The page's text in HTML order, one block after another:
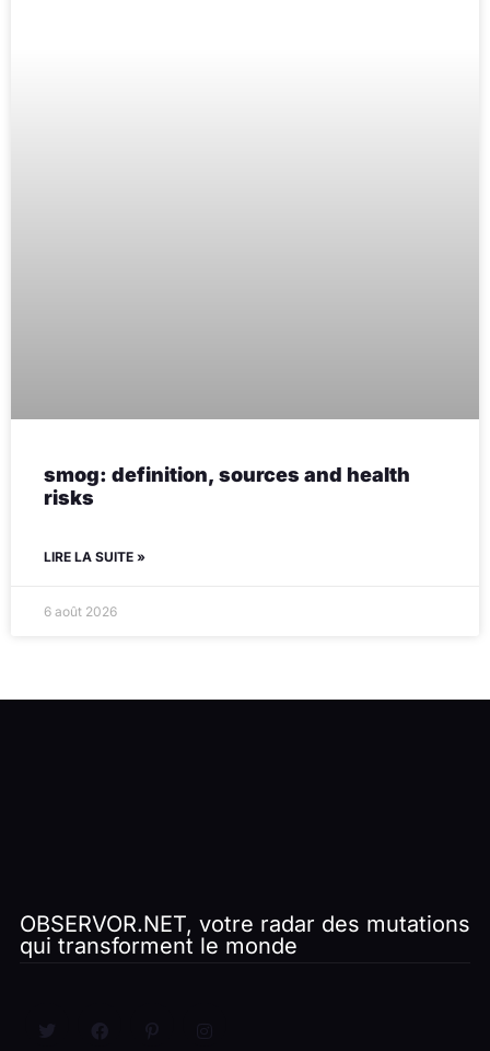
smog: definition, sources and health
risks
LIRE LA SUITE »
6 août 2026
OBSERVOR.NET, votre radar des mutations
qui transforment le monde